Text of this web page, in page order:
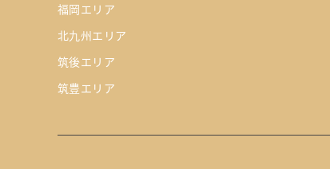
福岡エリア
北九州エリア
筑後エリア
筑豊エリア